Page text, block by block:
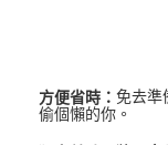
方便省時： 免去準
偷個懶的你。